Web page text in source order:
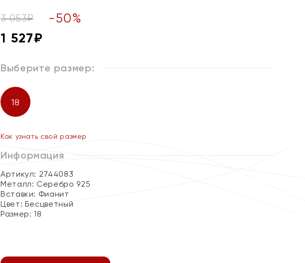
3 053₽ -50%
1 527₽
Выберите размер:
18
Как узнать свой размер
Информация
Артикул: 2744083
Металл: Серебро 925
Вставки: Фианит
Цвет: Бесцветный
Размер:18